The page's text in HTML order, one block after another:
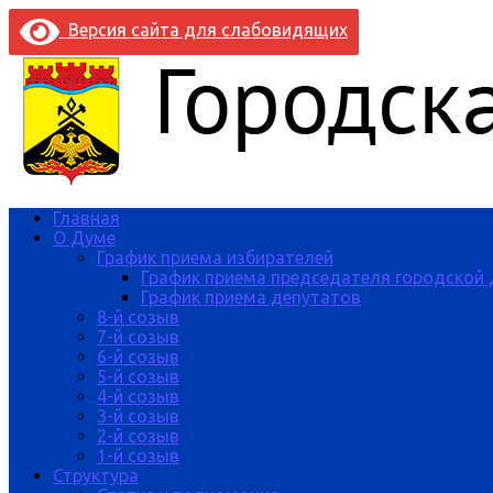
Версия сайта для слабовидящих
Главная
О Думе
График приема избирателей
График приема председателя
График приема депутатов
8-й созыв
7-й созыв
6-й созыв
5-й созыв
4-й созыв
3-й созыв
2-й созыв
1-й созыв
Структура